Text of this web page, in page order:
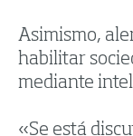
Asimismo,
habilitar
mediante
«Se está